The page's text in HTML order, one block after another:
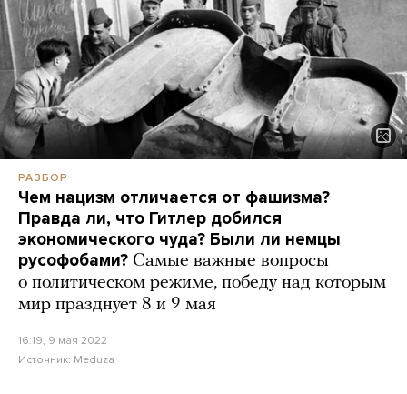
РАЗБОР
Чем нацизм отличается от фашизма?
Правда ли, что Гитлер добился
экономического чуда? Были ли немцы
русофобами? Самые важные вопросы
о политическом режиме, победу над которым
мир празднует 8 и 9 мая
16:19, 9 мая 2022
Источник: Meduza